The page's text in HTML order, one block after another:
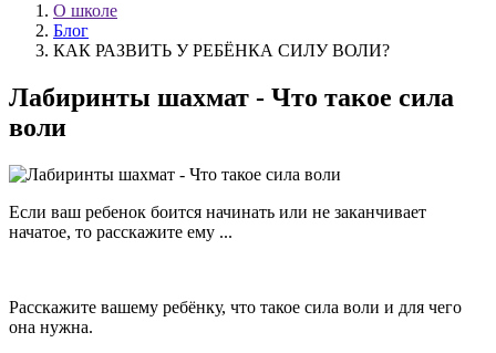
О школе
Блог
КАК РАЗВИТЬ У РЕБЁНКА СИЛУ ВОЛИ?
Лабиринты шахмат - Что такое сила
воли
Если ваш ребенок боится начинать или не заканчивает
начатое, то расскажите ему ...
Расскажите вашему ребёнку, что такое сила воли и для чего
она нужна.